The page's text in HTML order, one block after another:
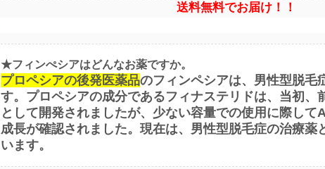
送料無料でお届け！！
★フィンぺシアはどんなお薬ですか。
プロペシアの後発医薬品のフィンペシアは、男性型脱毛
す。プロペシアの成分であるフィナステリドは、当初、
として開発されましたが、少ない容量での使用に際して
成長が確認されました。現在は、男性型脱毛症の治療薬
います。